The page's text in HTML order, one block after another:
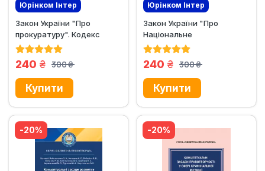
Юрінком Iнтер
Ексклюзив
Закон України "Про
прокуратуру". Кодекс
професійної етики та...
300
грн.
240 грн.
Юрінком Iнтер
Ексклюзив
Закон України "Про
Національне
антикорупційне бюро
300
грн.
240 грн.
-20% -20%